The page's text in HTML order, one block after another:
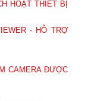
HOẠT THIẾT BỊ
- HỖ TRỢ
CAMERA ĐƯỢC